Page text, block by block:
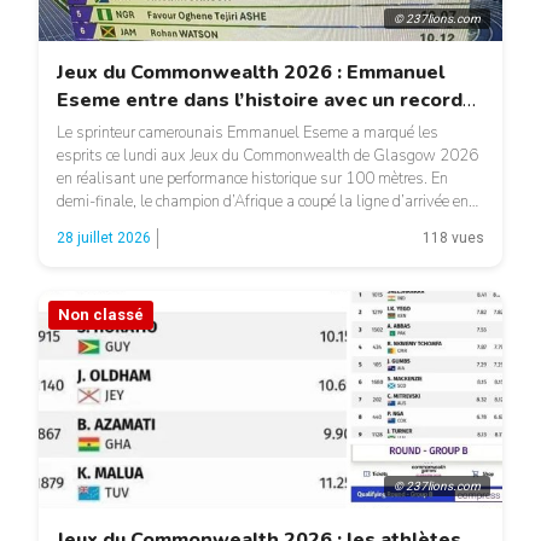
© 237lions.com
Jeux du Commonwealth 2026 : Emmanuel
Eseme entre dans l’histoire avec un record
national en 9 »89
Le sprinteur camerounais Emmanuel Eseme a marqué les
esprits ce lundi aux Jeux du Commonwealth de Glasgow 2026
en réalisant une performance historique sur 100 mètres. En
demi-finale, le champion d’Afrique a coupé la ligne d’arrivée en
9 »89, établissant un nouveau record du Cameroun et
améliorant son précédent meilleur chrono de 9 »94. Grâce à […]
28 juillet 2026 118 vues
© 237lions.com
Non classé